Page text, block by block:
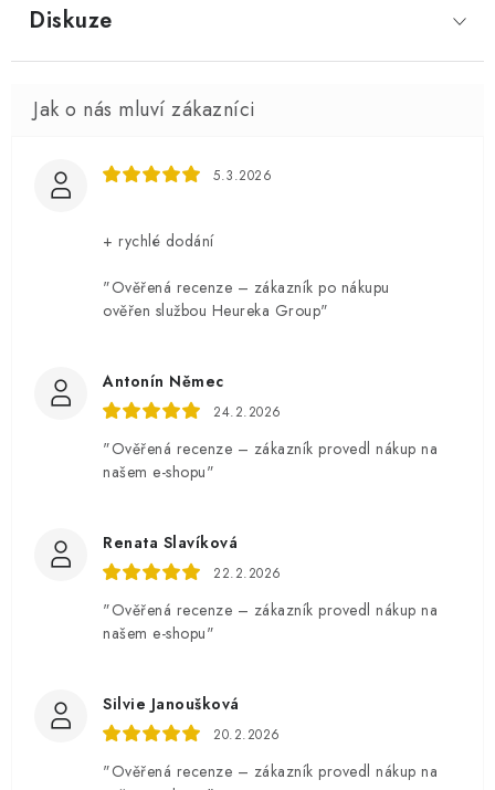
Diskuze
5.3.2026
+ rychlé dodání
"Ověřená recenze – zákazník po nákupu
ověřen službou Heureka Group"
Antonín Němec
24.2.2026
"Ověřená recenze – zákazník provedl nákup na
našem e-shopu"
Renata Slavíková
22.2.2026
"Ověřená recenze – zákazník provedl nákup na
našem e-shopu"
Silvie Janoušková
20.2.2026
"Ověřená recenze – zákazník provedl nákup na